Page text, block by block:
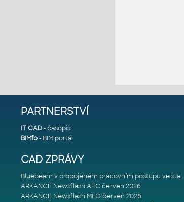
PARTNERSTVÍ
IT CAD- časopis
BIMfo- BIM portál
CAD ZPRÁVY
Bluebeam v propojeném pracovním postupu ve stavebnictví: Proč je int
ARKANCE Newsflash AEC červen 2026
ARKANCE Newsflash MFG červen 2026